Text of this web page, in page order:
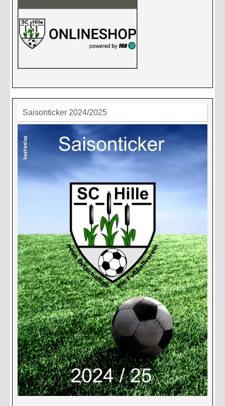
Saisonticker 2024/2025